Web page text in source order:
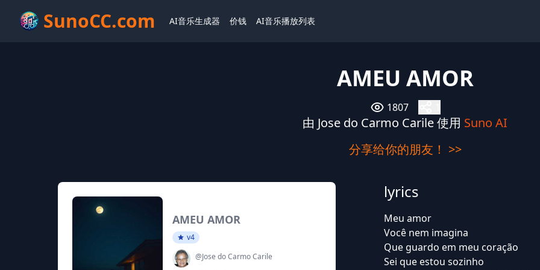
SunoCC.com AI音乐生成器 价钱 AI音乐播放列表
AMEU AMOR
1807
由 Jose do Carmo Carile 使用 Suno AI
分享给你的朋友！ >>
AMEU AMOR
v4
@Jose do Carmo Carile
lyrics
Meu amor
Você nem imagina
Que guardo em meu coração
Sei que estou sozinho